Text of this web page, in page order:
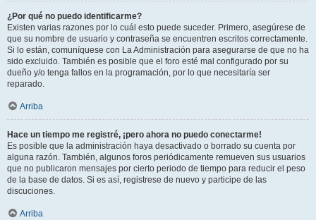
¿Por qué no puedo identificarme?
Existen varias razones por lo cuál esto puede suceder. Primero, asegúrese de
que su nombre de usuario y contraseña se encuentren escritos correctamente.
Si lo están, comuníquese con La Administración para asegurarse de que no ha
sido excluido. También es posible que el foro esté mal configurado por su
dueño y/o tenga fallos en la programación, por lo que necesitaría ser
reparado.
Arriba
Hace un tiempo me registré, ¡pero ahora no puedo conectarme!
Es posible que la administración haya desactivado o borrado su cuenta por
alguna razón. También, algunos foros periódicamente remueven sus usuarios
que no publicaron mensajes por cierto periodo de tiempo para reducir el peso
de la base de datos. Si es así, registrese de nuevo y participe de las
discuciones.
Arriba